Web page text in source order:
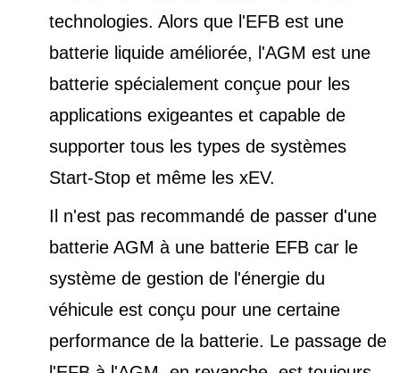
technologies. Alors que l'EFB est une
batterie liquide améliorée, l'AGM est une
batterie spécialement conçue pour les
applications exigeantes et capable de
supporter tous les types de systèmes
Start-Stop et même les xEV.
Il n'est pas recommandé de passer d'une
batterie AGM à une batterie EFB car le
système de gestion de l'énergie du
véhicule est conçu pour une certaine
performance de la batterie. Le passage de